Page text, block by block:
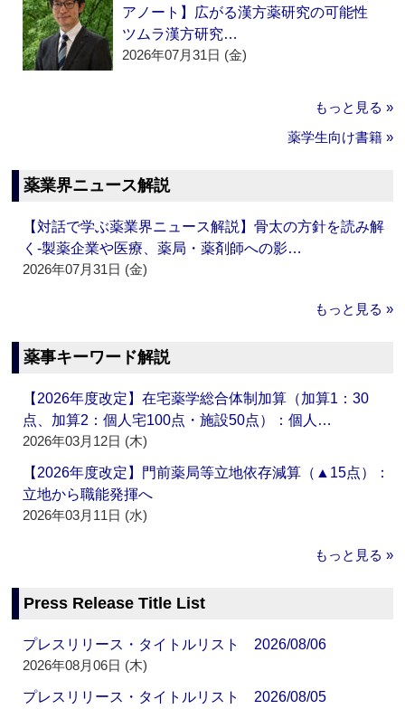
アノート】広がる漢方薬研究の可能性
ツムラ漢方研究…
2026年07月31日 (金)
もっと見る »
薬学生向け書籍 »
薬業界ニュース解説
【対話で学ぶ薬業界ニュース解説】骨太の方針を読み解
く‐製薬企業や医療、薬局・薬剤師への影…
2026年07月31日 (金)
もっと見る »
薬事キーワード解説
【2026年度改定】在宅薬学総合体制加算（加算1：30
点、加算2：個人宅100点・施設50点）：個人…
2026年03月12日 (木)
【2026年度改定】門前薬局等立地依存減算（▲15点）：
立地から職能発揮へ
2026年03月11日 (水)
もっと見る »
Press Release Title List
プレスリリース・タイトルリスト 2026/08/06
2026年08月06日 (木)
プレスリリース・タイトルリスト 2026/08/05